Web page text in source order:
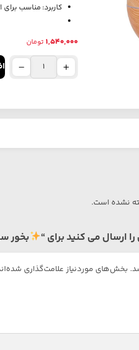
کاربرد: مناسب
1,540,000تومان
نشده است.
ارسال می کنید برای “ بخور
بخش‌های موردنیاز علامت‌گذاری